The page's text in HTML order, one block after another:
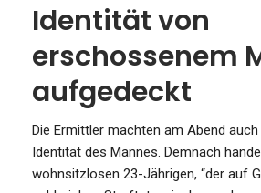
Identität von
erschossenem
aufgedeckt
Die Ermittler machten am Abend
Identität des Mannes. Demnach
wohnsitzlosen 23-Jährigen, “der auf